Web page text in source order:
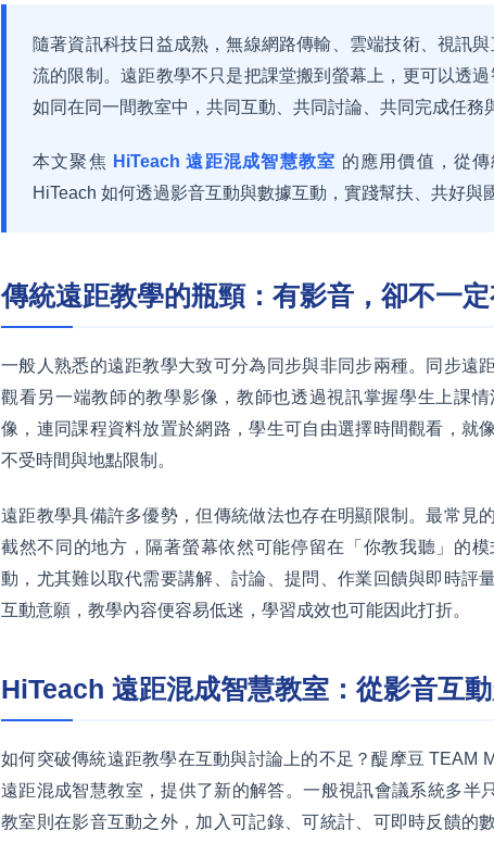
隨著資訊科技日益成熟，無線網路傳輸、雲端技術、視訊
流的限制。遠距教學不只是把課堂搬到螢幕上，更可以透
如同在同一間教室中，共同互動、共同討論、共同完成任務
本文聚焦 HiTeach 遠距混成智慧教室 的應用價值，從
HiTeach 如何透過影音互動與數據互動，實踐幫扶、共好與
傳統遠距教學的瓶頸：有影音，卻不一
一般人熟悉的遠距教學大致可分為同步與非同步兩種。同步遠
觀看另一端教師的教學影像，教師也透過視訊掌握學生上課
像，連同課程資料放置於網路，學生可自由選擇時間觀看，就
不受時間與地點限制。
遠距教學具備許多優勢，但傳統做法也存在明顯限制。最常見
截然不同的地方，隔著螢幕依然可能停留在「你教我聽」的
動，尤其難以取代需要講解、討論、提問、作業回饋與即時評
互動意願，教學內容便容易低迷，學習成效也可能因此打折。
HiTeach 遠距混成智慧教室：從影音互
如何突破傳統遠距教學在互動與討論上的不足？醍摩豆 TEAM
遠距混成智慧教室，提供了新的解答。一般視訊會議系統多半
教室則在影音互動之外，加入可記錄、可統計、可即時反饋的